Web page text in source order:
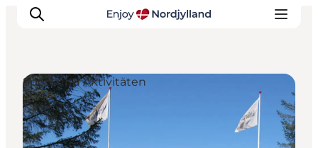
Erlebnisse
Reiseplanung
Sport und Aktivitäten